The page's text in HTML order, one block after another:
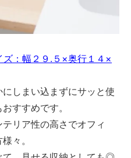
：幅２９.５×奥行１４×
しまい込まずにサッと使
すすめです。
リア性の高さでオフィ
々。